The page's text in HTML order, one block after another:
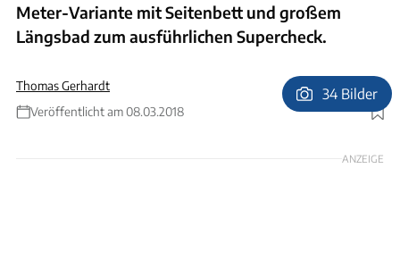
Meter-Variante mit Seitenbett und großem
Längsbad zum ausführlichen Supercheck.
Thomas Gerhardt
Veröffentlicht am 08.03.2018
Foto: Ingolf Pompe
34 Bilder
ANZEIGE